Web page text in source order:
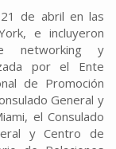
de abril en las
e incluyeron
networking y
por el Ente
de Promoción
General y
el Consulado
y Centro de